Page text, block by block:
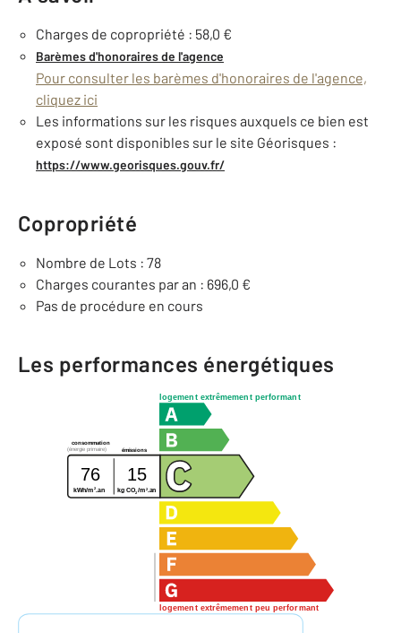
Charges de copropriété : 58,0 €
Barèmes d'honoraires de l'agence
Pour consulter les barèmes d'honoraires de l'agence,
cliquez ici
Les informations sur les risques auxquels ce bien est
exposé sont disponibles sur le site Géorisques :
https://www.georisques.gouv.fr/
Copropriété
Nombre de Lots : 78
Charges courantes par an : 696,0 €
Pas de procédure en cours
Les performances énergétiques
logement extrêmement performant
logement extrêmement peu performant
consommation
émissions
(énergie primaire)
76 15
kWh/m 2 .an kg CO2/m2.an